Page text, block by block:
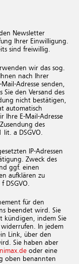
Newsletter
Ihrer Einwilligung.
sind freiwillig.
wir das sog.
nach Ihrer
Adresse senden,
den Versand des
nicht bestätigen,
automatisch
Ihre E-Mail-Adresse
des
a DSGVO.
IP-Adressen
Zweck des
ggf. einen
aufklären zu
für den
beendet wird. Sie
kündigen, indem Sie
In jedem
Link, über den
Sie haben aber
oder eine
oben benannten